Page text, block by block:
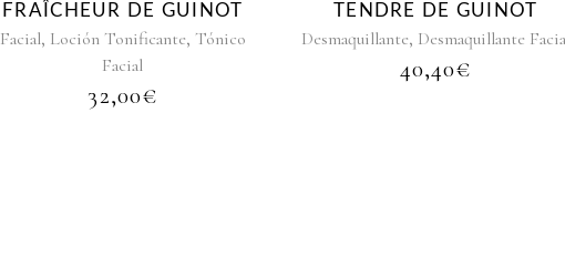
FRAÎCHEUR DE GUINOT
Facial, Loción Tonificante, Tónico
Facial
32,00€
TENDRE DE GUINOT
Desmaquillante, Desmaquillante
40,40€